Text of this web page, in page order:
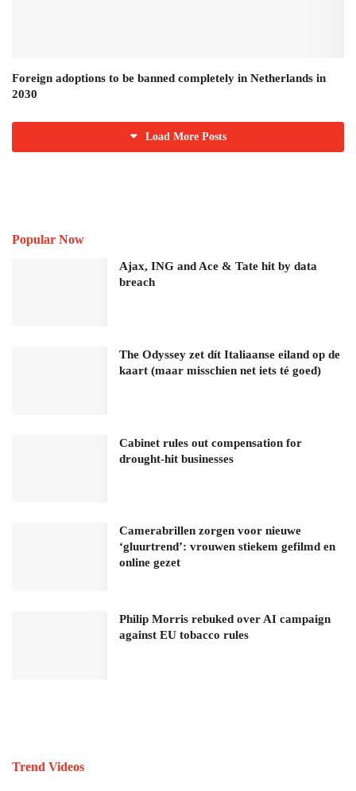
Foreign adoptions to be banned completely in Netherlands in
2030
Load More Posts
Popular Now
Ajax, ING and Ace & Tate hit by data
breach
The Odyssey zet dít Italiaanse eiland op de
kaart (maar misschien net iets té goed)
Cabinet rules out compensation for
drought-hit businesses
Camerabrillen zorgen voor nieuwe
‘gluurtrend’: vrouwen stiekem gefilmd en
online gezet
Philip Morris rebuked over AI campaign
against EU tobacco rules
Trend Videos